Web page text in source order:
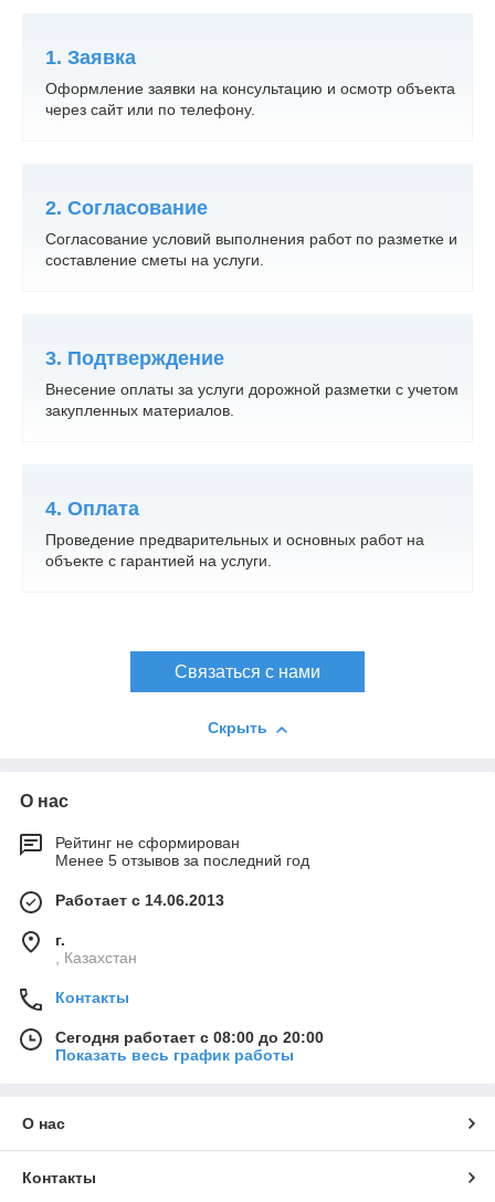
1. Заявка
Оформление заявки на консультацию и осмотр объекта
через сайт или по телефону.
2. Согласование
Согласование условий выполнения работ по разметке и
составление сметы на услуги.
3. Подтверждение
Внесение оплаты за услуги дорожной разметки с учетом
закупленных материалов.
4. Оплата
Проведение предварительных и основных работ на
объекте с гарантией на услуги.
Связаться с нами
Скрыть
О нас
Рейтинг не сформирован
Менее 5 отзывов за последний год
Работает с 14.06.2013
г.
, Казахстан
Контакты
Сегодня работает с 08:00 до 20:00
Показать весь график работы
О нас
Контакты